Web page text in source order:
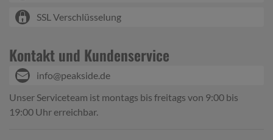
SSL Verschlüsselung
Kontakt und Kundenservice
info@peakside.de
Unser Serviceteam ist montags bis freitags von 9:00 bis
19:00 Uhr erreichbar.